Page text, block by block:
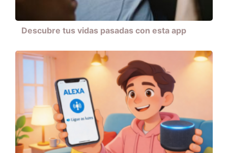
Descubre tus vidas pasadas con esta app